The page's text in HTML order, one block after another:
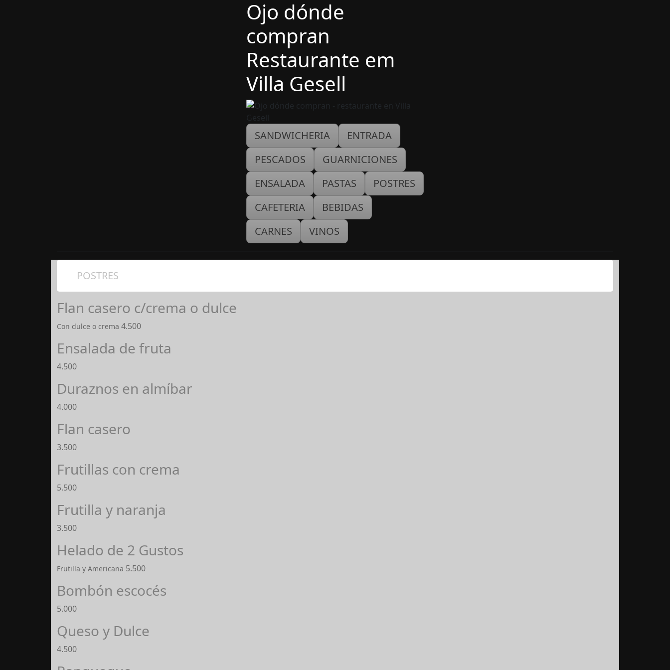
Ojo dónde
compran
Restaurante em
Villa Gesell
SANDWICHERIA
ENTRADA
PESCADOS
GUARNICIONES
ENSALADA
PASTAS
POSTRES
CAFETERIA
BEBIDAS
CARNES
VINOS
POSTRES
Flan casero c/crema o dulce
Con dulce o crema 4.500
Ensalada de fruta
4.500
Duraznos en almíbar
4.000
Flan casero
3.500
Frutillas con crema
5.500
Frutilla y naranja
3.500
Helado de 2 Gustos
Frutilla y Americana 5.500
Bombón escocés
5.000
Queso y Dulce
4.500